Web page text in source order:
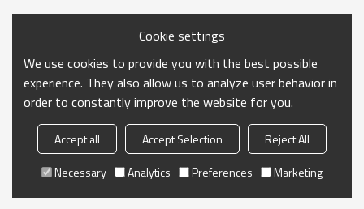
Cookie settings
We use cookies to provide you with the best possible
experience. They also allow us to analyze user behavior in
order to constantly improve the website for you.
Accept all Accept Selection
Reject All
Necessary
Analytics Preferences Marketing